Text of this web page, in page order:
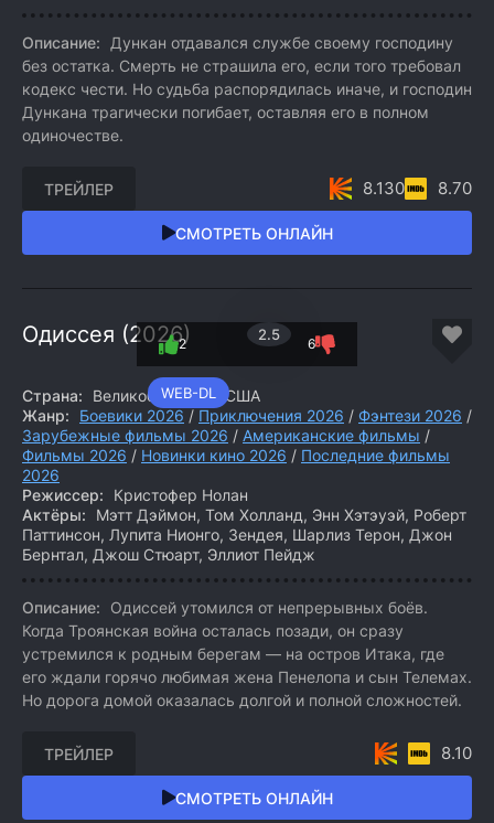
Описание:
Дункан отдавался службе своему господину
без остатка. Смерть не страшила его, если того требовал
кодекс чести. Но судьба распорядилась иначе, и господин
Дункана трагически погибает, оставляя его в полном
одиночестве.
СМОТРЕТЬ ОНЛАЙН
ТРЕЙЛЕР 8.130 8.70
Одиссея (2026)
WEB-DL
2.5
2 6
Страна:
Великобритания, США
Жанр:
Боевики 2026 / Приключения 2026 / Фэнтези 2026 /
Зарубежные фильмы 2026 / Американские фильмы /
Фильмы 2026 / Новинки кино 2026 / Последние фильмы
2026
Режиссер:
Кристофер Нолан
Актёры:
Мэтт Дэймон, Том Холланд, Энн Хэтэуэй, Роберт
Паттинсон, Лупита Нионго, Зендея, Шарлиз Терон, Джон
Бернтал, Джош Стюарт, Эллиот Пейдж
Описание:
Одиссей утомился от непрерывных боёв.
Когда Троянская война осталась позади, он сразу
устремился к родным берегам — на остров Итака, где
его ждали горячо любимая жена Пенелопа и сын Телемах.
Но дорога домой оказалась долгой и полной сложностей.
СМОТРЕТЬ ОНЛАЙН
ТРЕЙЛЕР 8.10